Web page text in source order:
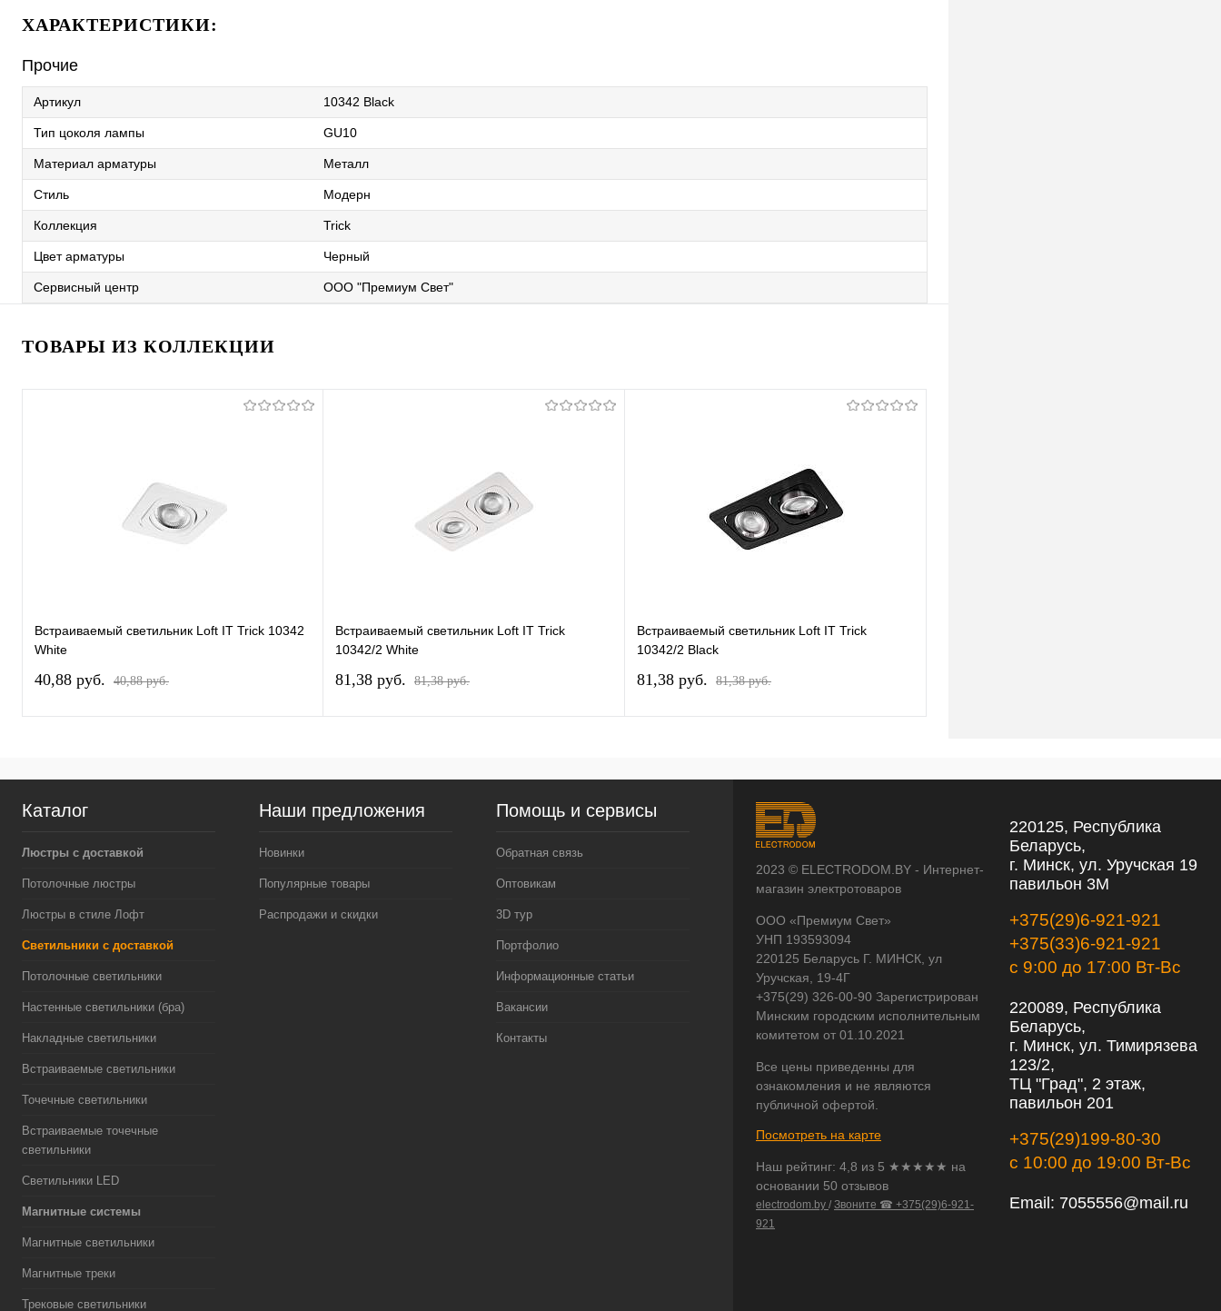
ХАРАКТЕРИСТИКИ:
Прочие
Артикул 10342 Black
Тип цоколя лампы GU10
Материал арматуры Металл
Стиль Модерн
Коллекция Trick
Цвет арматуры Черный
Сервисный центр ООО "Премиум Свет"
ТОВАРЫ ИЗ КОЛЛЕКЦИИ
Встраиваемый светильник Loft IT Trick 10342
White
40,88 pуб. 40,88 pуб.
Встраиваемый светильник Loft IT Trick
10342/2 White
81,38 pуб. 81,38 pуб.
Встраиваемый светильник Loft IT Trick
10342/2 Black
81,38 pуб. 81,38 pуб.
Каталог
Люстры с доставкой
Потолочные люстры
Люстры в стиле Лофт
Светильники с доставкой
Потолочные светильники
Настенные светильники (бра)
Накладные светильники
Встраиваемые светильники
Точечные светильники
Встраиваемые точечные
светильники
Светильники LED
Магнитные системы
Магнитные светильники
Магнитные треки
Трековые светильники
Наши предложения
Новинки
Популярные товары
Распродажи и скидки
Помощь и сервисы
Обратная связь
Оптовикам
3D тур
Портфолио
Информационные статьи
Вакансии
Контакты
2023 © ELECTRODOM.BY - Интернет-
магазин электротоваров
ООО «Премиум Свет»
УНП 193593094
220125 Беларусь Г. МИНСК, ул
Уручская, 19-4Г
+375(29) 326-00-90 Зарегистрирован
Минским городским исполнительным
комитетом от 01.10.2021
Все цены приведенны для
ознакомления и не являются
публичной офертой.
Посмотреть на карте
Наш рейтинг: 4,8 из 5 ★★★★★ на
основании 50 отзывов
electrodom.by / Звоните ☎ +375(29)6-921-
921
220125, Республика
Беларусь,
г. Минск, ул. Уручская 19
павильон 3М
+375(29)6-921-921
+375(33)6-921-921
с 9:00 до 17:00 Вт-Вс
220089, Республика
Беларусь,
г. Минск, ул. Тимирязева
123/2,
ТЦ "Град", 2 этаж,
павильон 201
+375(29)199-80-30
с 10:00 до 19:00 Вт-Вс
Email: 7055556@mail.ru